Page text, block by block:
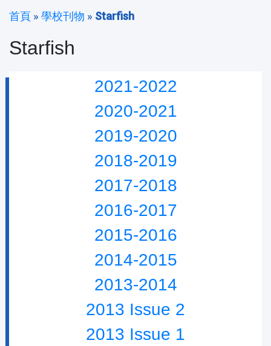
首頁 » 學校刊物 » Starfish
Starfish
2021-2022
2020-2021
2019-2020
2018-2019
2017-2018
2016-2017
2015-2016
2014-2015
2013-2014
2013 Issue 2
2013 Issue 1